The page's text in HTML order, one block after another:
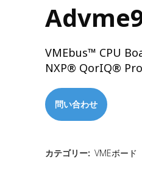
VMEbus™ CPU
NXP® QorIQ®
問い合わせ
カテゴリー: VMEボード